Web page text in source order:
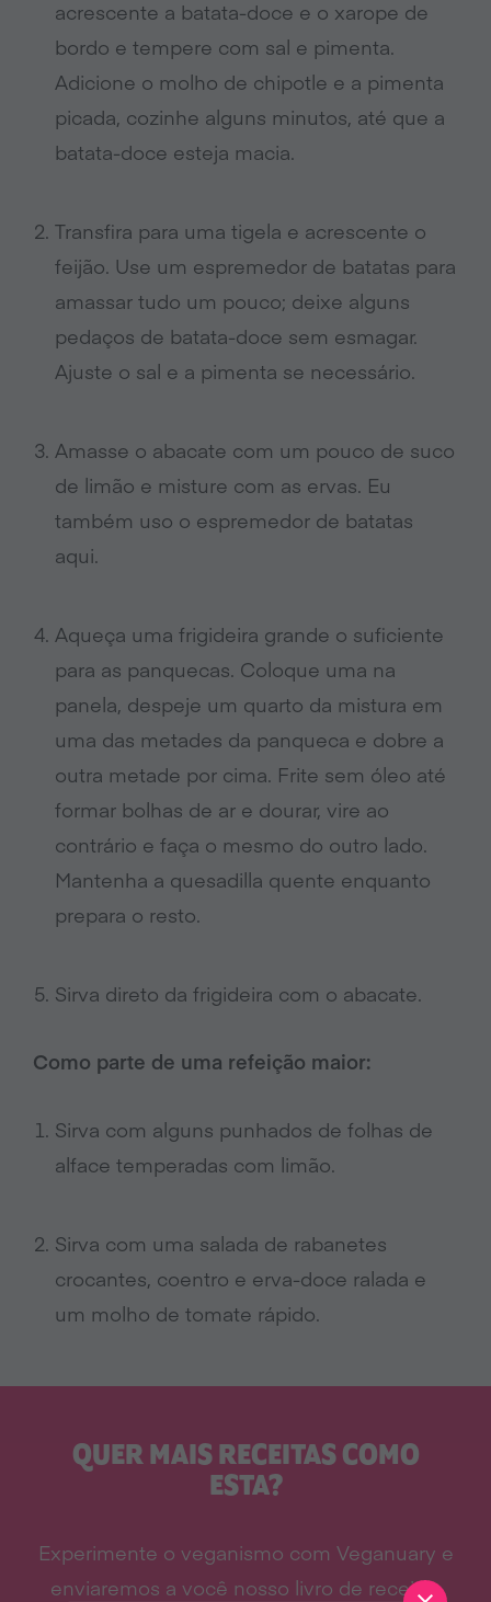
acrescente a batata-doce e o xarope de
bordo e tempere com sal e pimenta.
Adicione o molho de chipotle e a pimenta
picada, cozinhe alguns minutos, até que a
batata-doce esteja macia.
Transfira para uma tigela e acrescente o
feijão. Use um espremedor de batatas para
amassar tudo um pouco; deixe alguns
pedaços de batata-doce sem esmagar.
Ajuste o sal e a pimenta se necessário.
Amasse o abacate com um pouco de suco
de limão e misture com as ervas. Eu
também uso o espremedor de batatas
aqui.
Aqueça uma frigideira grande o suficiente
para as panquecas. Coloque uma na
panela, despeje um quarto da mistura em
uma das metades da panqueca e dobre a
outra metade por cima. Frite sem óleo até
formar bolhas de ar e dourar, vire ao
contrário e faça o mesmo do outro lado.
Mantenha a quesadilla quente enquanto
prepara o resto.
Sirva direto da frigideira com o abacate.
Como parte de uma refeição maior:
Sirva com alguns punhados de folhas de
alface temperadas com limão.
Sirva com uma salada de rabanetes
crocantes, coentro e erva-doce ralada e
um molho de tomate rápido.
QUER MAIS RECEITAS COMO
ESTA?
Experimente o veganismo com Veganuary e
enviaremos a você nosso livro de receitas